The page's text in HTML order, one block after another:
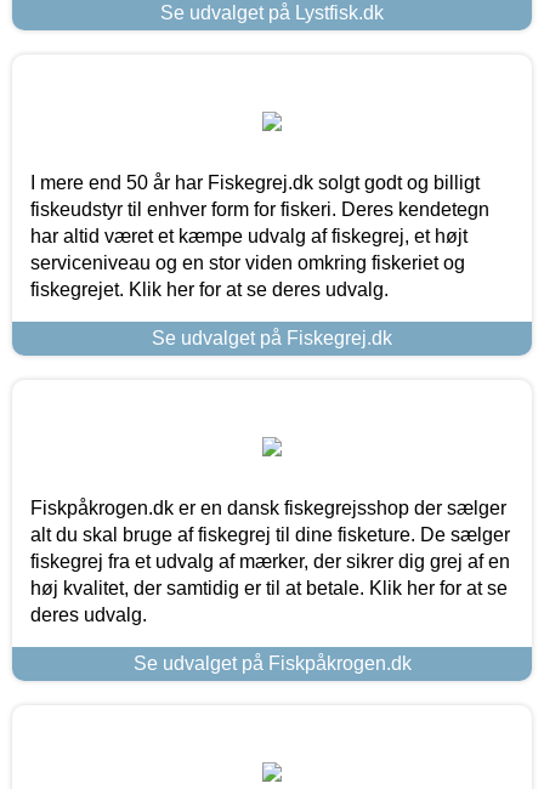
Se udvalget på Lystfisk.dk
I mere end 50 år har Fiskegrej.dk solgt godt og billigt
fiskeudstyr til enhver form for fiskeri. Deres kendetegn
har altid været et kæmpe udvalg af fiskegrej, et højt
serviceniveau og en stor viden omkring fiskeriet og
fiskegrejet. Klik her for at se deres udvalg.
Se udvalget på Fiskegrej.dk
Fiskpåkrogen.dk er en dansk fiskegrejsshop der sælger
alt du skal bruge af fiskegrej til dine fisketure. De sælger
fiskegrej fra et udvalg af mærker, der sikrer dig grej af en
høj kvalitet, der samtidig er til at betale. Klik her for at se
deres udvalg.
Se udvalget på Fiskpåkrogen.dk